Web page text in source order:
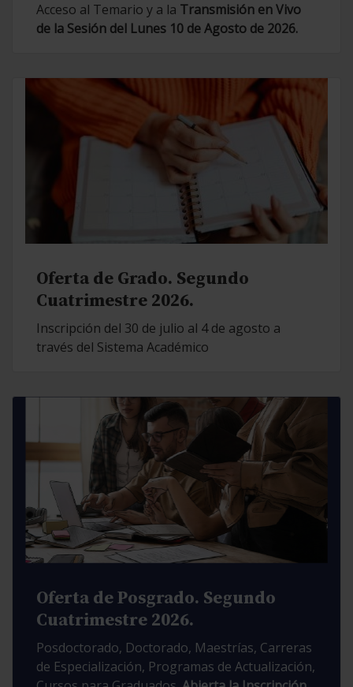
Acceso al Temario y a la Transmisión en Vivo
de la Sesión del Lunes 10 de Agosto de 2026.
Oferta de Grado. Segundo
Cuatrimestre 2026.
Inscripción del 30 de julio al 4 de agosto a
través del Sistema Académico
Oferta de Posgrado. Segundo
Cuatrimestre 2026.
Posdoctorado, Doctorado, Maestrías, Carreras
de Especialización, Programas de Actualización,